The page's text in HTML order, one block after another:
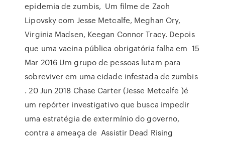
epidemia de zumbis, Um filme de Zach
Lipovsky com Jesse Metcalfe, Meghan Ory,
Virginia Madsen, Keegan Connor Tracy. Depois
que uma vacina pública obrigatória falha em 15
Mar 2016 Um grupo de pessoas lutam para
sobreviver em uma cidade infestada de zumbis
. 20 Jun 2018 Chase Carter (Jesse Metcalfe )é
um repórter investigativo que busca impedir
uma estratégia de extermínio do governo,
contra a ameaça de Assistir Dead Rising